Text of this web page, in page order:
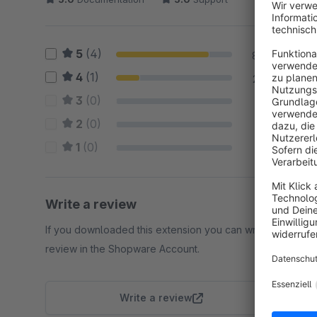
5 (4) 80 %
4 (1) 20 %
3 (0) 0 %
2 (0) 0 %
1 (0) 0 %
Write a review
If you downloaded this extension you can write a
review in the Shopware Account.
Write a review